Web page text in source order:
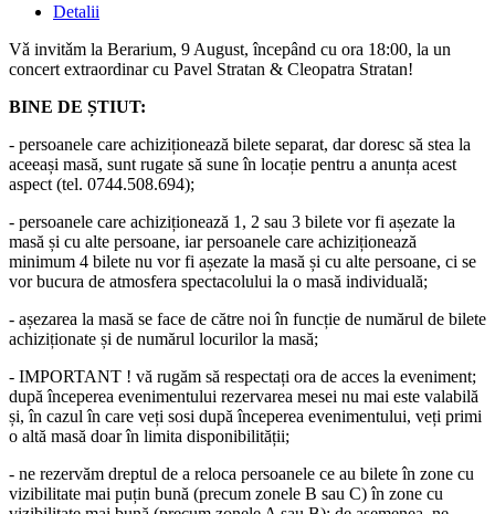
Detalii
Vǎ invitǎm la Berarium, 9 August, începând cu ora 18:00, la un
concert extraordinar cu Pavel Stratan & Cleopatra Stratan!
BINE DE ȘTIUT:
- persoanele care achiziționează bilete separat, dar doresc să stea la
aceeași masă, sunt rugate să sune în locație pentru a anunța acest
aspect (tel. 0744.508.694);
- persoanele care achiziționează 1, 2 sau 3 bilete vor fi așezate la
masă și cu alte persoane, iar persoanele care achiziționează
minimum 4 bilete nu vor fi așezate la masă și cu alte persoane, ci se
vor bucura de atmosfera spectacolului la o masă individuală;
- așezarea la masă se face de către noi în funcție de numărul de bilete
achiziționate și de numărul locurilor la masă;
- IMPORTANT ! vă rugăm să respectați ora de acces la eveniment;
după începerea evenimentului rezervarea mesei nu mai este valabilă
și, în cazul în care veți sosi după începerea evenimentului, veți primi
o altă masă doar în limita disponibilității;
- ne rezervăm dreptul de a reloca persoanele ce au bilete în zone cu
vizibilitate mai puțin bună (precum zonele B sau C) în zone cu